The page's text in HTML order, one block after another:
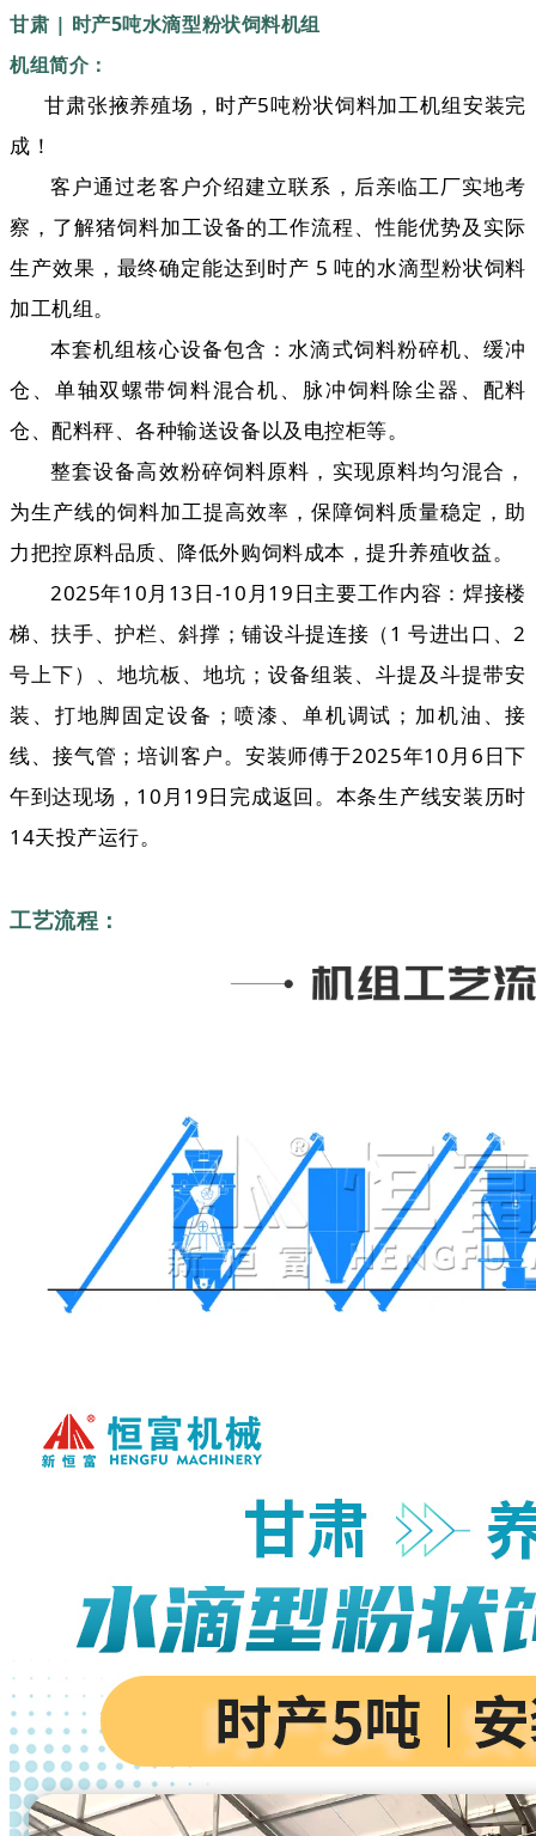
甘肃 | 时产5吨水滴型粉状饲料机组
机组简介：
甘肃张掖养殖场，时产5吨粉状饲料加工机组安装完
成！
客户通过老客户介绍建立联系，后亲临工厂实地考
察，了解猪饲料加工设备的工作流程、性能优势及实际
生产效果，最终确定能达到时产 5 吨的水滴型粉状饲料
加工机组。
本套机组核心设备包含：水滴式饲料粉碎机、缓冲
仓、单轴双螺带饲料混合机、脉冲饲料除尘器、配料
仓、配料秤、各种输送设备以及电控柜等。
整套设备高效粉碎饲料原料，实现原料均匀混合，
为生产线的饲料加工提高效率，保障饲料质量稳定，助
力把控原料品质、降低外购饲料成本，提升养殖收益。
2025年10月13日-10月19日主要工作内容：焊接楼
梯、扶手、护栏、斜撑；铺设斗提连接（1 号进出口、2
号上下）、地坑板、地坑；设备组装、斗提及斗提带安
装、打地脚固定设备；喷漆、单机调试；加机油、接
线、接气管；培训客户。 安装师傅于2025年10月6日下
午到达现场，10月19日完成返回。本条生产线安装历时
14天投产运行。
工艺流程：